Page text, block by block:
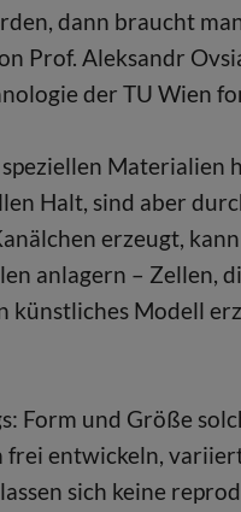
dann braucht
Prof. Aleksandr
der TU Wien
Materialien
Halt, sind aber
erzeugt,
anlagern – Zellen,
Modell
Form und Größe
entwickeln,
sich keine